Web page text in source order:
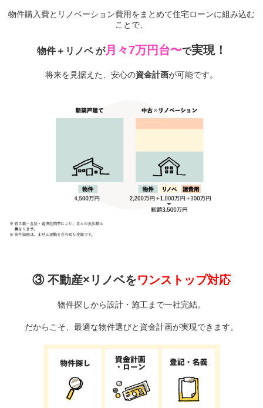
物件購入費とリノベーション費用をまとめて住宅ローンに組み込む
ことで、
物件＋リノベが月々7万円台〜で実現！
将来を見据えた、安心の資金計画が可能です。
③ 不動産×リノベをワンストップ対応
物件探しから設計・施工まで一社完結。
だからこそ、最適な物件選びと資金計画が実現できます。